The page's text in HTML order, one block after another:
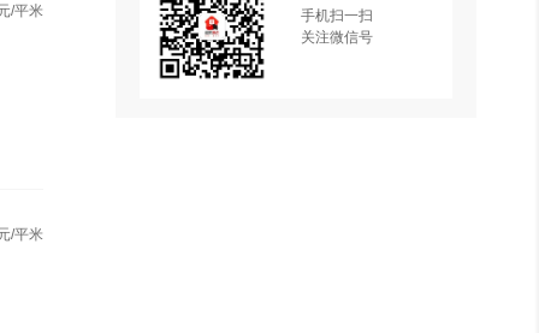
/平米
/平米
手机扫一扫
关注微信号